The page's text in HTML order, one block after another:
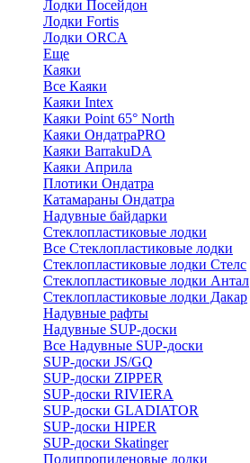
Лодки Посейдон
Лодки Fortis
Лодки ORCA
Еще
Каяки
Все Каяки
Каяки Intex
Каяки Point 65° North
Каяки ОндатраPRO
Каяки BarrakuDA
Каяки Априла
Плотики Ондатра
Катамараны Ондатра
Надувные байдарки
Стеклопластиковые лодки
Все Стеклопластиковые лодки
Стеклопластиковые лодки Стелс
Стеклопластиковые лодки Антал
Стеклопластиковые лодки Дакар
Надувные рафты
Надувные SUP-доски
Все Надувные SUP-доски
SUP-доски JS/GQ
SUP-доски ZIPPER
SUP-доски RIVIERA
SUP-доски GLADIATOR
SUP-доски HIPER
SUP-доски Skatinger
Полипропиленовые лодки